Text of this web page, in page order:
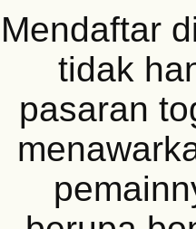
Mendaftar
tidak
pasaran